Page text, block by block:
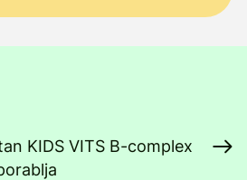
KIDS VITS B-complex